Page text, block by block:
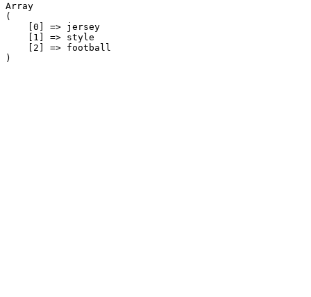
Array
(
    [0] => jersey
    [1] => style
    [2] => football